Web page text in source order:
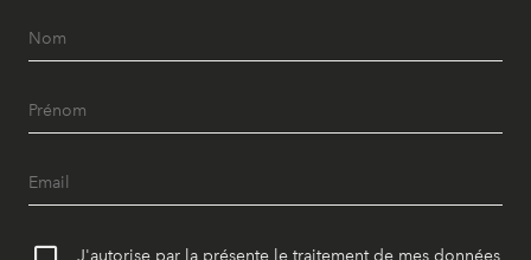
J'autorise par la présente le traitement de mes données